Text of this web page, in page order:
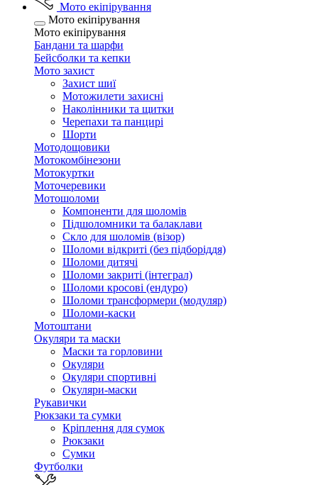
Мото екіпірування
Мото екіпірування
Мото екіпірування
Бандани та шарфи
Бейсболки та кепки
Мото захист
Захист шиї
Мотожилети захисні
Наколінники та щитки
Черепахи та панцирі
Шорти
Мотодощовики
Мотокомбінезони
Мотокуртки
Моточеревики
Мотошоломи
Компоненти для шоломів
Підшоломники та балаклави
Скло для шоломів (візор)
Шоломи відкриті (без підборіддя)
Шоломи дитячі
Шоломи закриті (інтеграл)
Шоломи кросові (ендуро)
Шоломи трансформери (модуляр)
Шоломи-каски
Мотоштани
Окуляри та маски
Маски та горловини
Окуляри
Окуляри спортивні
Окуляри-маски
Рукавички
Рюкзаки та сумки
Кріплення для сумок
Рюкзаки
Сумки
Футболки